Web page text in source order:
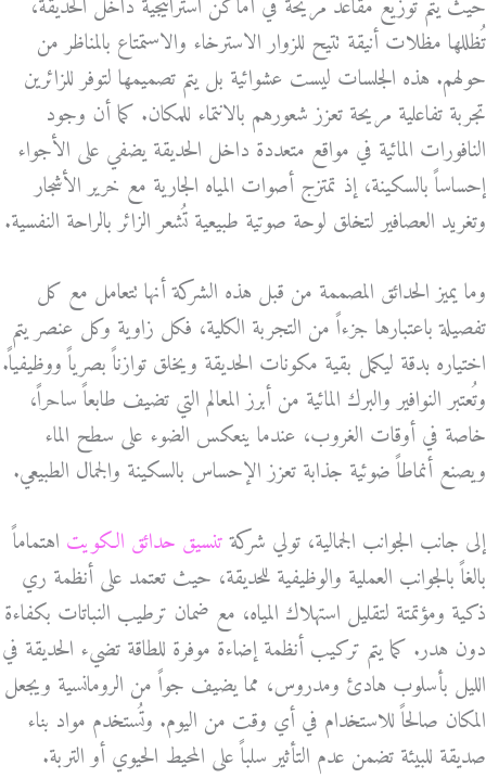
حيث يتم توزيع مقاعد مريحة في أماكن استراتيجية داخل الحديقة،
تُظللها مظلات أنيقة تتيح للزوار الاسترخاء والاستمتاع بالمناظر من
حولهم. هذه الجلسات ليست عشوائية بل يتم تصميمها لتوفر للزائرين
تجربة تفاعلية مريحة تعزز شعورهم بالانتماء للمكان. كما أن وجود
النافورات المائية في مواقع متعددة داخل الحديقة يضفي على الأجواء
إحساساً بالسكينة، إذ تمتزج أصوات المياه الجارية مع خرير الأشجار
وتغريد العصافير لتخلق لوحة صوتية طبيعية تُشعر الزائر بالراحة النفسية.
وما يميز الحدائق المصممة من قبل هذه الشركة أنها تتعامل مع كل
تفصيلة باعتبارها جزءاً من التجربة الكلية، فكل زاوية وكل عنصر يتم
اختياره بدقة ليكمل بقية مكونات الحديقة ويخلق توازناً بصرياً ووظيفياً.
وتُعتبر النوافير والبرك المائية من أبرز المعالم التي تضيف طابعاً ساحراً،
خاصة في أوقات الغروب، عندما ينعكس الضوء على سطح الماء
ويصنع أنماطاً ضوئية جذابة تعزز الإحساس بالسكينة والجمال الطبيعي.
إلى جانب الجوانب الجمالية، تولي شركةتنسيق حدائق الكويت اهتماماً
بالغاً بالجوانب العملية والوظيفية للحديقة، حيث تعتمد على أنظمة ري
ذكية ومؤتمتة لتقليل استهلاك المياه، مع ضمان ترطيب النباتات بكفاءة
دون هدر. كما يتم تركيب أنظمة إضاءة موفرة للطاقة تضيء الحديقة في
الليل بأسلوب هادئ ومدروس، مما يضيف جواً من الرومانسية ويجعل
المكان صالحاً للاستخدام في أي وقت من اليوم. وتُستخدم مواد بناء
صديقة للبيئة تضمن عدم التأثير سلباً على المحيط الحيوي أو التربة.